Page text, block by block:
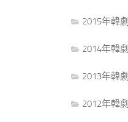
2015年韓劇
2014年韓劇
2013年韓劇
2012年韓劇